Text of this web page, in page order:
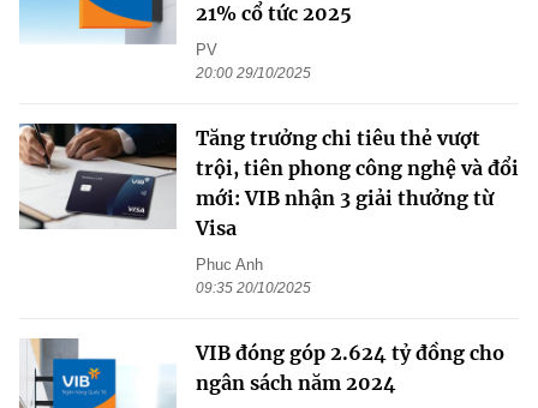
21% cổ tức 2025
PV
20:00 29/10/2025
Tăng trưởng chi tiêu thẻ vượt
trội, tiên phong công nghệ và đổi
mới: VIB nhận 3 giải thưởng từ
Visa
Phuc Anh
09:35 20/10/2025
VIB đóng góp 2.624 tỷ đồng cho
ngân sách năm 2024